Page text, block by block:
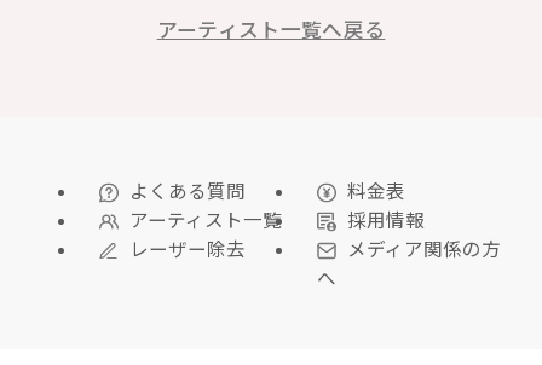
アーティスト一覧へ戻る
よくある質問
料金表
アーティスト一覧
採用情報
レーザー除去
メディア関係の方
へ